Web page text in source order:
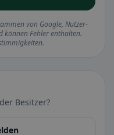
von Google, Nutzer-
können Fehler enthalten.
Besitzer?